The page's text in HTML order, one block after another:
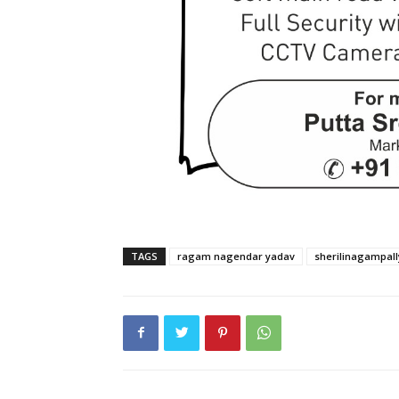
TAGS ragam nagendar yadav